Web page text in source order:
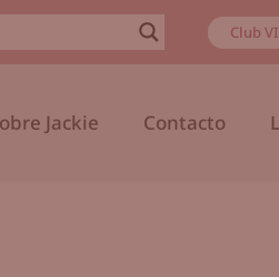
Club
Jackie Contacto